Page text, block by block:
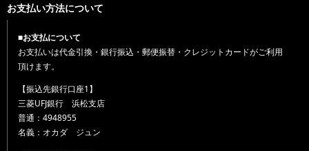
お支払い方法について
■お支払について
お支払いは代金引換・銀行振込・郵便振替・クレジットカードがご利用
頂けます。
【振込先銀行口座1】
三菱UFJ銀行 浜松支店
普通：4948955
名義：オカダ ジュン